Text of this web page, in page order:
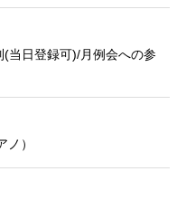
日登録可)/月例会への参
）